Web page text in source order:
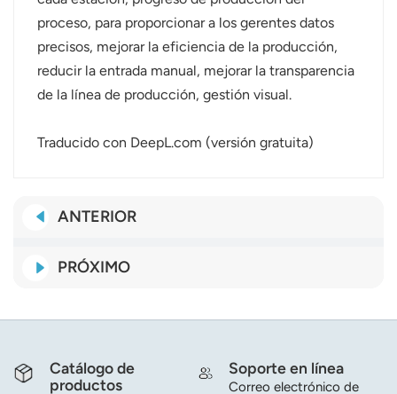
proceso, para proporcionar a los gerentes datos
precisos, mejorar la eficiencia de la producción,
reducir la entrada manual, mejorar la transparencia
de la línea de producción, gestión visual.
Traducido con DeepL.com (versión gratuita)
ANTERIOR
PRÓXIMO
Catálogo de
productos
Soporte en línea
Correo electrónico de